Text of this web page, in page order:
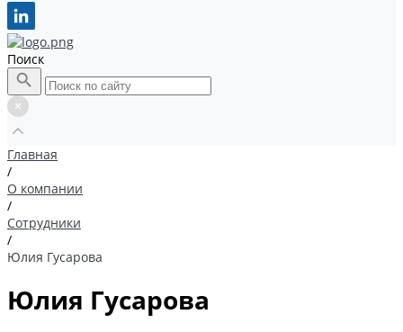
Поиск
Главная
/
О компании
/
Сотрудники
/
Юлия Гусарова
Юлия Гусарова